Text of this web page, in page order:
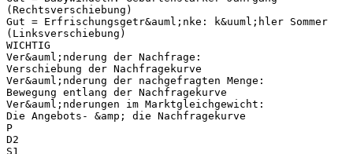
(Rechtsverschiebung)
Gut = Erfrischungsgetr&auml;nke: k&uuml;hler Sommer
(Linksverschiebung)
WICHTIG
Ver&auml;nderung der Nachfrage:
Verschiebung der Nachfragekurve
Ver&auml;nderung der nachgefragten Menge:
Bewegung entlang der Nachfragekurve
Ver&auml;nderungen im Marktgleichgewicht:
Die Angebots- &amp; die Nachfragekurve
P
D2
S1